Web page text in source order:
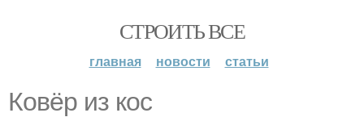
СТРОИТЬ ВСЕ
главная новости статьи
Ковёр из кос